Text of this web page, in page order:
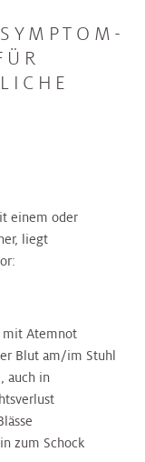
einem oder
liegt
mit Atemnot
Blut am/im Stuhl
auch in
zum Schock